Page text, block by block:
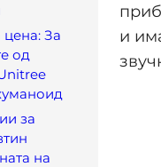
За
од
за
на
и